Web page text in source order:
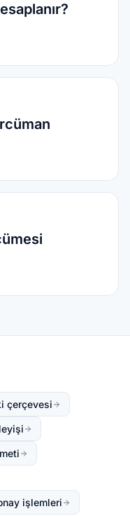
çerçevesi
işlemleri